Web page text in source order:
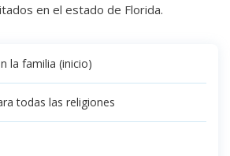
en el estado de Florida.
la familia (inicio)
todas las religiones